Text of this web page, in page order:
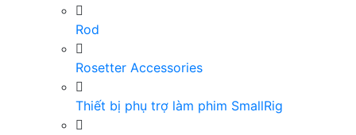
Rod
Rosetter Accessories
Thiết bị phụ trợ làm phim SmallRig